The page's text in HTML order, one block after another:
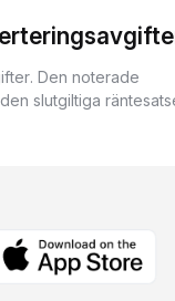
Den noterade
slutgiltiga